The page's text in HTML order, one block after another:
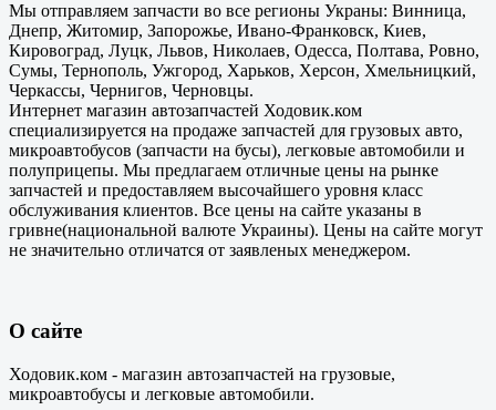
Мы отправляем запчасти во все регионы Украны: Винница,
Днепр, Житомир, Запорожье, Ивано-Франковск, Киев,
Кировоград, Луцк, Львов, Николаев, Одесса, Полтава, Ровно,
Сумы, Тернополь, Ужгород, Харьков, Херсон, Хмельницкий,
Черкассы, Чернигов, Черновцы.
Интернет магазин автозапчастей Ходовик.ком
специализируется на продаже запчастей для грузовых авто,
микроавтобусов (запчасти на бусы), легковые автомобили и
полуприцепы. Мы предлагаем отличные цены на рынке
запчастей и предоставляем высочайшего уровня класс
обслуживания клиентов. Все цены на сайте указаны в
гривне(национальной валюте Украины). Цены на сайте могут
не значительно отличатся от заявленых менеджером.
О сайте
Ходовик.ком - магазин автозапчастей на грузовые,
микроавтобусы и легковые автомобили.